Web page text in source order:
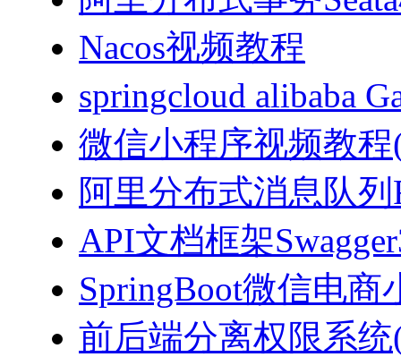
Nacos视频教程
springcloud alibaba
微信小程序视频教程
阿里分布式消息队
API文档框架
SpringBoot微信电商
前后端分离权限系统